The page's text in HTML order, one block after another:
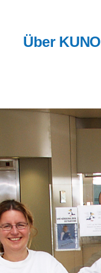
Über KUNO